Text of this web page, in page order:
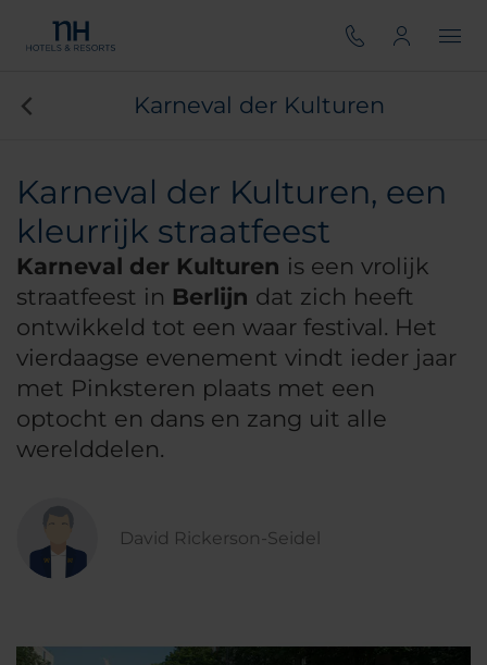
Karneval der Kulturen
Karneval der Kulturen, een
kleurrijk straatfeest
Karneval der Kulturen is een vrolijk
straatfeest in Berlijn dat zich heeft
ontwikkeld tot een waar festival. Het
vierdaagse evenement vindt ieder jaar
met Pinksteren plaats met een
optocht en dans en zang uit alle
werelddelen.
David Rickerson-Seidel